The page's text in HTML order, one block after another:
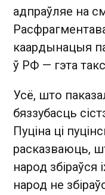
адпраўляе на
каардынацыя
ў РФ — гэта
Усё, што
бяззубасць
Пуціна ці
расказваюць,
народ збіраўся
народ не